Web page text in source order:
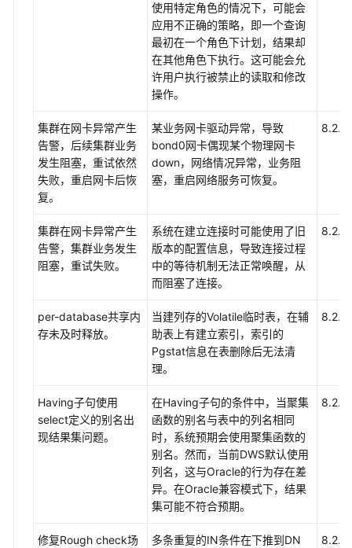
告
产
品
介
费
门
用
佳
使用特定角色的情况下，可能会
应用不正确的策略，即一个查询
最初在一个角色下计划，结果却
在其他角色下执行。这可能会允
许用户执行被禁止的读取和修改
操作。
集群在网卡异常产生
告警，后续集群业务
发生阻塞，重试依然
失败，重启网卡后恢
复。
某业务网卡驱动异常，导致
bond0网卡偶现某个物理网卡
down，网络情况异常，业务阻
塞，重启网络服务可恢复。
集群在网卡异常产生
告警，集群业务发生
阻塞，重试失败。
系统在建立连接时可能使用了旧
版本的配置信息，导致连接过程
中的等待机制无法正常唤醒，从
而阻塞了连接。
per-database共享内
存未及时释放。
当建列存的Volatile临时表，在辅
助表上有建立索引，索引的
Pgstat信息在表删除后无法清
理。
Having子句使用
select定义的别名出
现结果集问题。
在Having子句的条件中，当聚集
函数的别名与表中的列名相同
时，系统预期会使用聚集函数的
别名。然而，当前DWS默认使用
列名，这与Oracle的行为存在差
异。在Oracle兼容模式下，结果
集可能不符合预期。
修复Rough check场 多条重复的IN条件在下推到DN